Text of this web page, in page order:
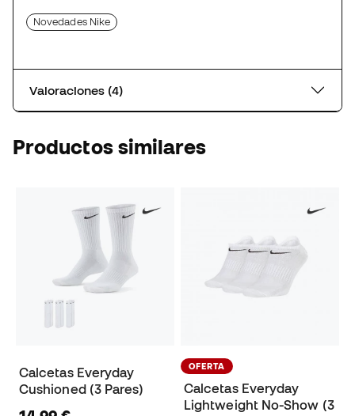
Novedades Nike
Valoraciones (4)
Productos similares
Calcetas Everyday
Cushioned (3 Pares)
OFERTA
Calcetas Everyday
Lightweight No-Show (3